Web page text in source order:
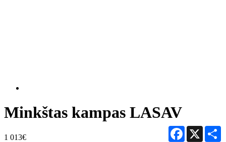
Minkštas kampas LASAV
1 013€
Facebook
X